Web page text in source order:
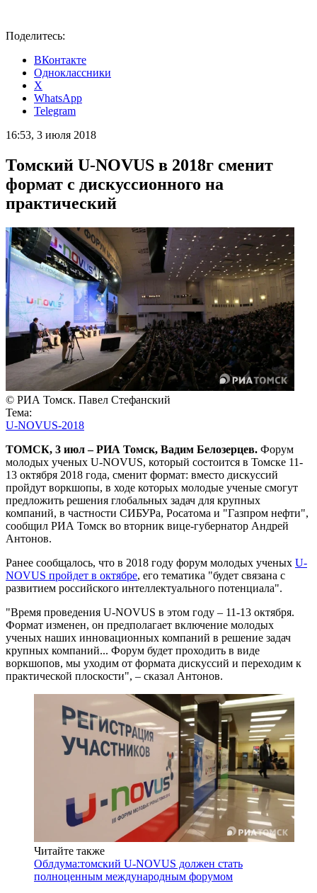
Поделитесь:
ВКонтакте
Одноклассники
X
WhatsApp
Telegram
16:53, 3 июля 2018
Томский U-NOVUS в 2018г сменит
формат с дискуссионного на
практический
© РИА Томск. Павел Стефанский
Тема:
U-NOVUS-2018
ТОМСК, 3 июл – РИА Томск, Вадим Белозерцев. Форум
молодых ученых U-NOVUS, который состоится в Томске 11-
13 октября 2018 года, сменит формат: вместо дискуссий
пройдут воркшопы, в ходе которых молодые ученые смогут
предложить решения глобальных задач для крупных
компаний, в частности СИБУРа, Росатома и "Газпром нефти",
сообщил РИА Томск во вторник вице-губернатор Андрей
Антонов.
Ранее сообщалось, что в 2018 году форум молодых ученых U-
NOVUS пройдет в октябре, его тематика "будет связана с
развитием российского интеллектуального потенциала".
"Время проведения U-NOVUS в этом году – 11-13 октября.
Формат изменен, он предполагает включение молодых
ученых наших инновационных компаний в решение задач
крупных компаний... Форум будет проходить в виде
воркшопов, мы уходим от формата дискуссий и переходим к
практической плоскости", – сказал Антонов.
Читайте также
Облдума:томский U-NOVUS должен стать
полноценным международным форумом